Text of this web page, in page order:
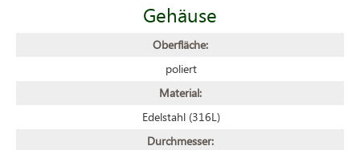
Gehäuse
Oberfläche:
poliert
Material:
Edelstahl (316L)
Durchmesser: